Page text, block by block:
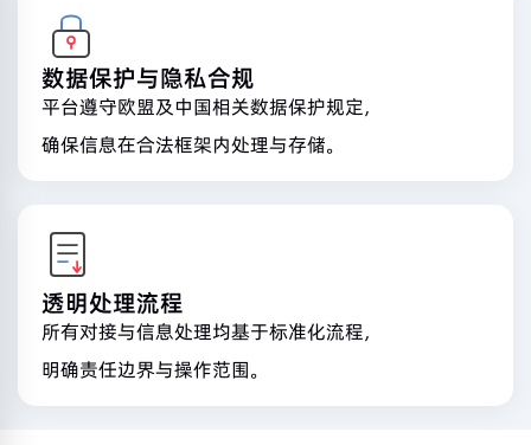
数据保护与隐私合规
平台遵守欧盟及中国相关数据保护规定，
确保信息在合法框架内处理与存储。
透明处理流程
所有对接与信息处理均基于标准化流程，
明确责任边界与操作范围。